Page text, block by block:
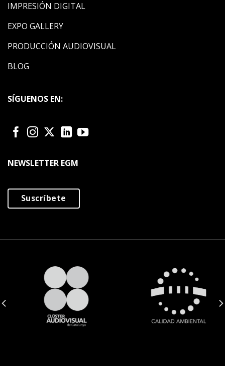
IMPRESIÓN DIGITAL
EXPO GALLERY
PRODUCCIÓN AUDIOVISUAL
BLOG
SÍGUENOS EN:
NEWSLETTER EGM
Suscríbete